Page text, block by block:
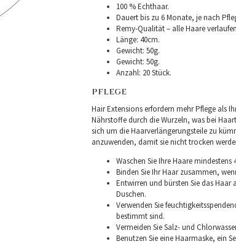
100 % Echthaar.
Dauert bis zu 6 Monate, je nach
Remy-Qualität – alle Haare
Länge: 40cm.
Gewicht: 50g.
Gewicht: 50g.
Anzahl: 20 Stück.
PFLEGE
Hair Extensions erfordern mehr Pflege als
Nährstoffe durch die Wurzeln, was bei
sich um die Haarverlängerungsteile zu
anzuwenden, damit sie nicht trocken
Waschen Sie Ihre Haare
Binden Sie Ihr Haar zusammen,
Entwirren und bürsten Sie das
Duschen.
Verwenden Sie
bestimmt sind.
Vermeiden Sie Salz- und
Benutzen Sie eine Haarmaske, ein